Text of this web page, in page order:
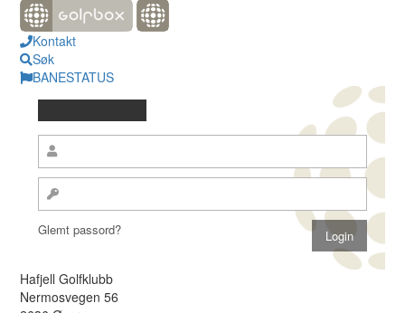
Kontakt
Søk
BANESTATUS
Glemt passord?
Hafjell Golfklubb
Nermosvegen 56